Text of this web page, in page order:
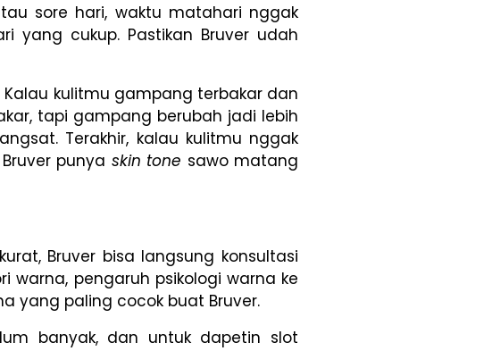
sore hari, waktu matahari nggak
yang cukup. Pastikan Bruver udah
kulitmu gampang terbakar dan
tapi gampang berubah jadi lebih
Terakhir, kalau kulitmu nggak
punya skin tone sawo matang
Bruver bisa langsung konsultasi
warna, pengaruh psikologi warna ke
yang paling cocok buat Bruver.
banyak, dan untuk dapetin slot